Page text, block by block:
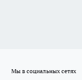
Мы в социальных сетях